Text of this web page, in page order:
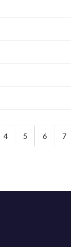
4 5 6 7